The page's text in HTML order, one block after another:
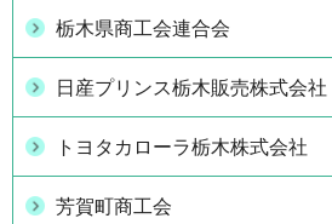
栃木県商工会連合会
日産プリンス栃木販売株式会社
トヨタカローラ栃木株式会社
芳賀町商工会